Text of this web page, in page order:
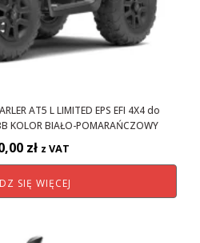
AT5 L LIMITED EPS EFI 4X4 do
BIAŁO-POMARAŃCZOWY
zł z VAT
SIĘ WIĘCEJ